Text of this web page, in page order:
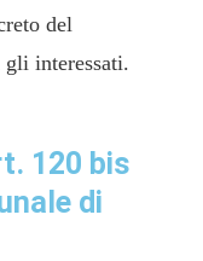
del
interessati.
120 bis
di